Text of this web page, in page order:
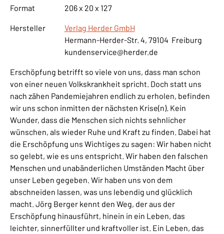
Format 206 x 20 x 127
Hersteller
Verlag Herder GmbH
Hermann-Herder-Str. 4, 79104 Freiburg
kundenservice@herder.de
Erschöpfung betrifft so viele von uns, dass man schon
von einer neuen Volkskrankheit spricht. Doch statt uns
nach zähen Pandemiejahren endlich zu erholen, befinden
wir uns schon inmitten der nächsten Krise(n). Kein
Wunder, dass die Menschen sich nichts sehnlicher
wünschen, als wieder Ruhe und Kraft zu finden. Dabei hat
die Erschöpfung uns Wichtiges zu sagen: Wir haben nicht
so gelebt, wie es uns entspricht. Wir haben den falschen
Menschen und unabänderlichen Umständen Macht über
unser Leben gegeben. Wir haben uns von dem
abschneiden lassen, was uns lebendig und glücklich
macht. Jörg Berger kennt den Weg, der aus der
Erschöpfung hinausführt, hinein in ein Leben, das
leichter, sinnerfüllter und kraftvoller ist. Ein Leben, das